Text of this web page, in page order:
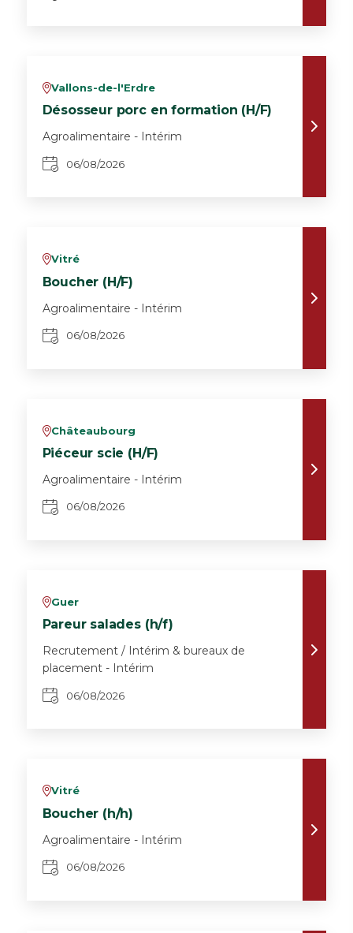
vVallons-de-l'Erdre
Désosseur porc en formation (H/F)
Agroalimentaire - Intérim
06/08/2026
vVitré
Boucher (H/F)
Agroalimentaire - Intérim
06/08/2026
vChâteaubourg
Piéceur scie (H/F)
Agroalimentaire - Intérim
06/08/2026
vGuer
Pareur salades (h/f)
Recrutement / Intérim & bureaux de
placement - Intérim
06/08/2026
vVitré
Boucher (h/h)
Agroalimentaire - Intérim
06/08/2026